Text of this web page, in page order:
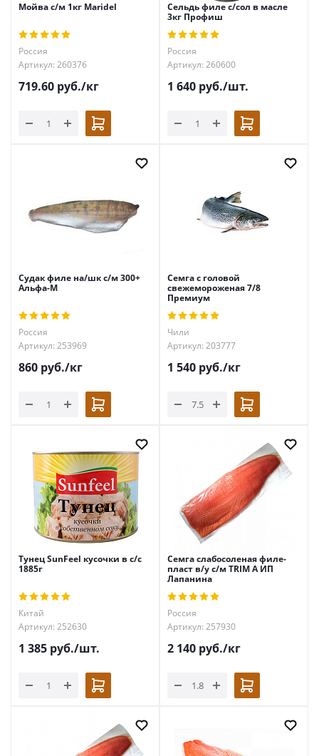
Мойва с/м 1кг Maridel
Россия
Артикул: 260376
719.60 руб./кг
Сельдь филе с/сол в масле
3кг Профиш
Россия
Артикул: 260600
1 640 руб./шт.
Судак филе на/шк с/м 300+
Альфа-М
Россия
Артикул: 253969
860 руб./кг
Семга с головой
свежемороженая 7/8
Премиум
Чили
Артикул: 203777
1 540 руб./кг
Тунец SunFeel кусочки в с/с
1885г
Китай
Артикул: 252630
1 385 руб./шт.
Семга слабосоленая филе-
пласт в/у с/м TRIM А ИП
Лапанина
Россия
Артикул: 257930
2 140 руб./кг